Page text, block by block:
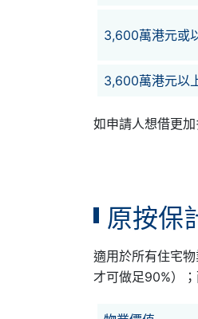
3,600萬港元或
3,600萬港元以
如申請人想借更
原按保
適用於所有住宅
才可做足90%）